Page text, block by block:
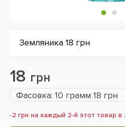
Земляника 18 грн
18 грн
Фасовка: 10 грамм 18 грн
-2 грн на каждый 2-й этот товар в